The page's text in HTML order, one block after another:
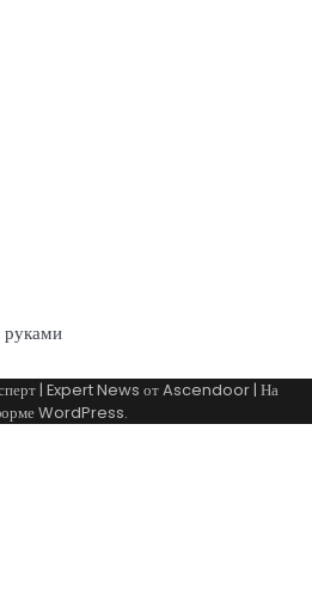
руками
| Expert News отAscendoor| На
WordPress.